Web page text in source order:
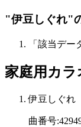
"伊豆しぐれ"
「該当デー
家庭用カラ
伊豆しぐれ
曲番号: